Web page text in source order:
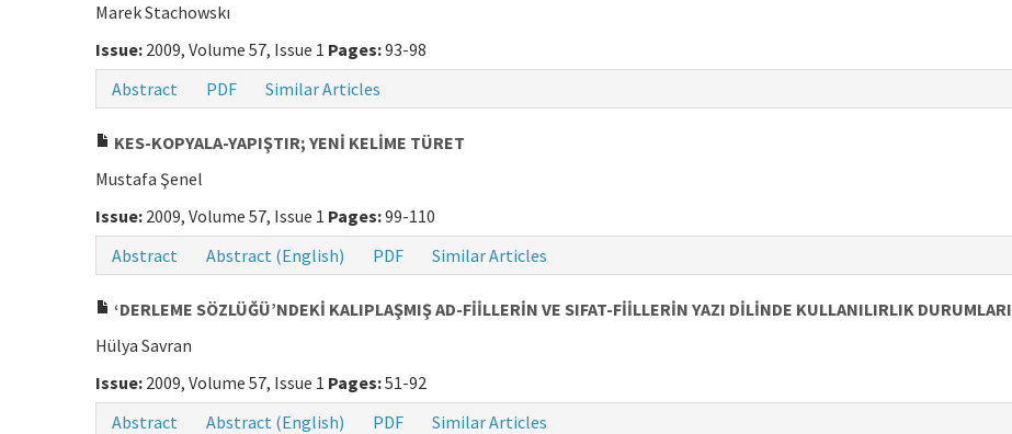
Marek Stachowskı
Issue: 2009, Volume 57, Issue 1 Pages:93-98
Abstract
PDF Similar Articles
KES-KOPYALA-YAPIŞTIR; YENİ KELİME TÜRET
Mustafa Şenel
Issue: 2009, Volume 57, Issue 1 Pages:99-110
Abstract
Abstract (English) PDF Similar Articles
‘DERLEME SÖZLÜĞÜ’NDEKİ KALIPLAŞMIŞ AD-FİİLLERİN VE SIFAT-FİİLLERİN YAZI DİLİNDE KULLANILIRLIK DURUMLARI
Hülya Savran
Issue: 2009, Volume 57, Issue 1 Pages:51-92
Abstract
Abstract (English) PDF Similar Articles